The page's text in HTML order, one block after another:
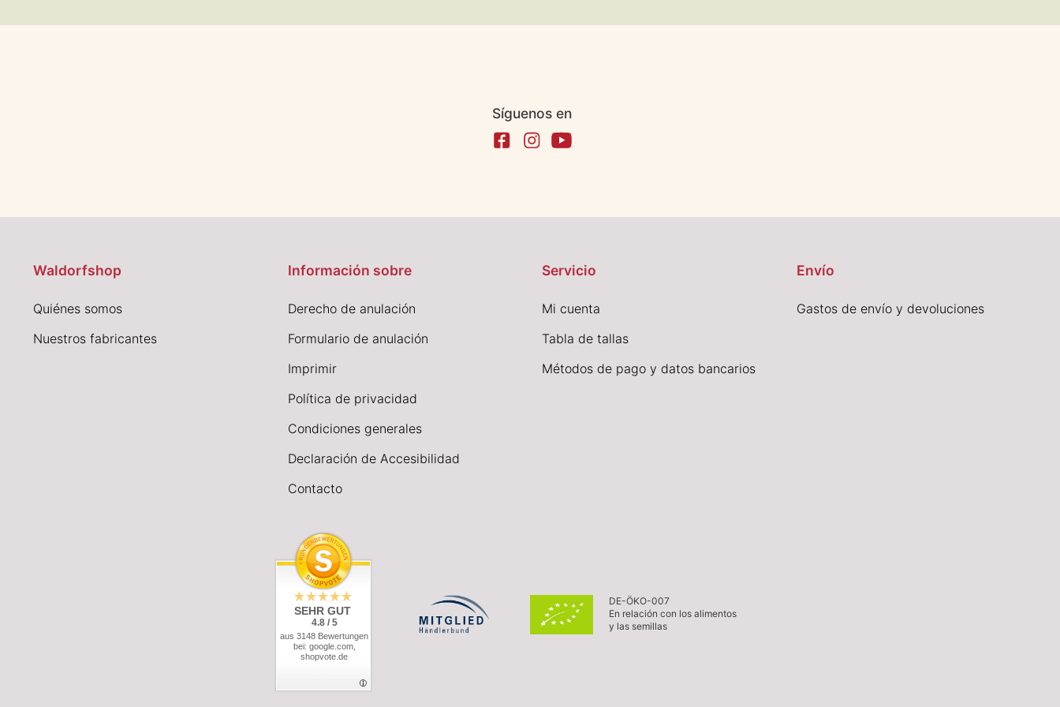
Síguenos en
Waldorfshop
Quiénes somos
Nuestros fabricantes
Información sobre
Derecho de anulación
Formulario de anulación
Imprimir
Política de privacidad
Condiciones generales
Declaración de Accesibilidad
Contacto
Servicio
Mi cuenta
Tabla de tallas
Métodos de pago y datos bancarios
Envío
Gastos de envío y devoluciones
SEHR GUT
4.8 / 5
aus 3148 Bewertungen
bei: google.com,
shopvote.de
DE-ÖKO-007
En relación con los alimentos
y las semillas